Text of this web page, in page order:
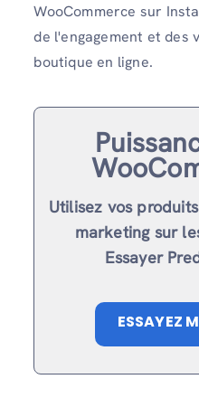
WooCommerce sur
de l'engagement et des
boutique en ligne.
Utilisez vos
marketing sur
Essayer
ESSAYEZ